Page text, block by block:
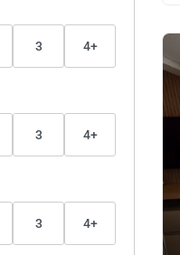
3 4+
3 4+
3 4+